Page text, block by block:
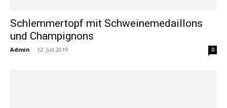
Schlemmertopf mit Schweinemedaillons
und Champignons
Admin - 12. Juli 2019 0